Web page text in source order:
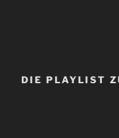
DIE PLAYLIST